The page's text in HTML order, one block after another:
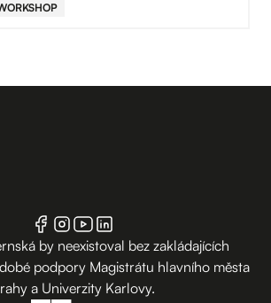
by neexistoval bez zakládajících
podpory Magistrátu hlavního města
a Univerzity Karlovy.